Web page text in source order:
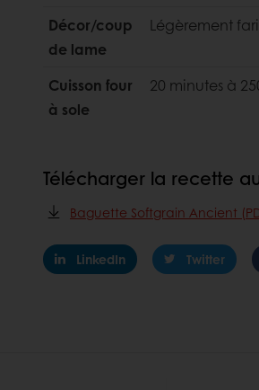
Décor/coup
de lame
Légèrement
Cuisson four
à sole
20 minutes à
Télécharger la recette
Baguette Softgrain Ancient
LinkedIn Twitter